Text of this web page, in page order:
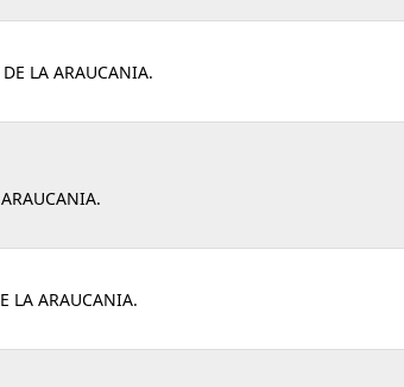
LA ARAUCANIA.
LA ARAUCANIA.